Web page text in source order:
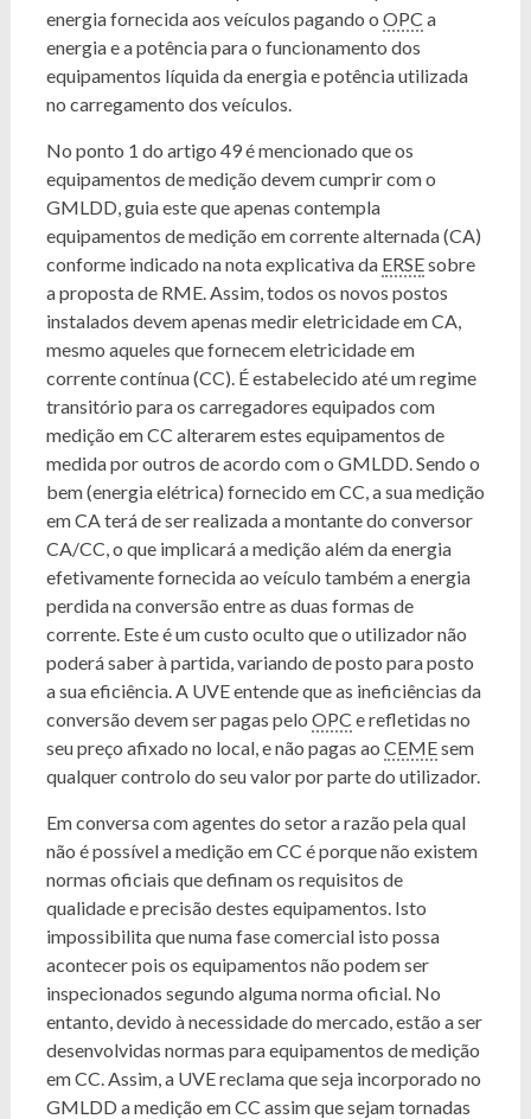
energia fornecida aos veículos pagando o OPC a
energia e a potência para o funcionamento dos
equipamentos líquida da energia e potência utilizada
no carregamento dos veículos.
No ponto 1 do artigo 49 é mencionado que os
equipamentos de medição devem cumprir com o
GMLDD, guia este que apenas contempla
equipamentos de medição em corrente alternada (CA)
conforme indicado na nota explicativa da ERSEsobre
a proposta de RME. Assim, todos os novos postos
instalados devem apenas medir eletricidade em CA,
mesmo aqueles que fornecem eletricidade em
corrente contínua (CC). É estabelecido até um regime
transitório para os carregadores equipados com
medição em CC alterarem estes equipamentos de
medida por outros de acordo com o GMLDD. Sendo o
bem (energia elétrica) fornecido em CC, a sua medição
em CA terá de ser realizada a montante do conversor
CA/CC, o que implicará a medição além da energia
efetivamente fornecida ao veículo também a energia
perdida na conversão entre as duas formas de
corrente. Este é um custo oculto que o utilizador não
poderá saber à partida, variando de posto para posto
a sua eficiência. A UVE entende que as ineficiências da
conversão devem ser pagas pelo OPC e refletidas no
seu preço afixado no local, e não pagas ao CEMEsem
qualquer controlo do seu valor por parte do utilizador.
Em conversa com agentes do setor a razão pela qual
não é possível a medição em CC é porque não existem
normas oficiais que definam os requisitos de
qualidade e precisão destes equipamentos. Isto
impossibilita que numa fase comercial isto possa
acontecer pois os equipamentos não podem ser
inspecionados segundo alguma norma oficial. No
entanto, devido à necessidade do mercado, estão a ser
desenvolvidas normas para equipamentos de medição
em CC. Assim, a UVE reclama que seja incorporado no
GMLDD a medição em CC assim que sejam tornadas